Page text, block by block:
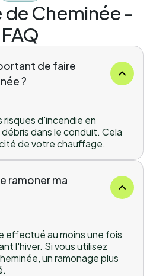
de Cheminée -
FAQ
de faire
?
risques d'incendie en
dans le conduit. Cela
de votre chauffage.
ramoner ma
effectué au moins une fois
l'hiver. Si vous utilisez
un ramonage plus